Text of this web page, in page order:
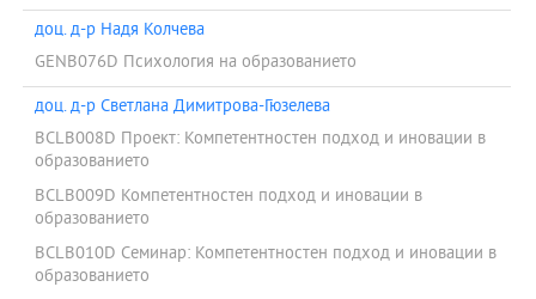
доц. д-р Надя Колчева
GENB076D Психология на образованието
доц. д-р Светлана Димитрова-Гюзелева
BCLB008D Проект: Компетентностен подход и иновации в
образованието
BCLB009D Компетентностен подход и иновации в
образованието
BCLB010D Семинар: Компетентностен подход и иновации в
образованието